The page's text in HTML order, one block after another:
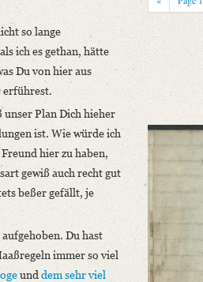
Landesbibliothek - Staats- und
an August Wilhelm Schlegel.
6ten Aprill [17]91
nicht so lange unbeantwortet gelaßen
Landesbibliothek - Staats- und
hs. m. U. m. Adresse
so lange
ich es gethan, hätte
Du von hier aus
erführest.
unser Plan Dich hieher
ist. Wie würde ich
hier zu haben,
gewiß auch recht gut
beßer gefällt, je
Du hast
immer so viel
und dem sehr viel